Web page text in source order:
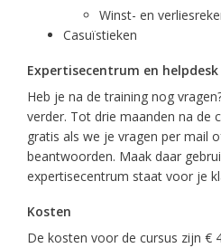
Winst- en
Casuïstieken
Expertisecentrum en helpdesk
Heb je na de training nog
verder. Tot drie maanden na de
gratis als we je vragen per mail
beantwoorden. Maak daar
expertisecentrum staat voor je
Kosten
De kosten voor de cursus zijn €